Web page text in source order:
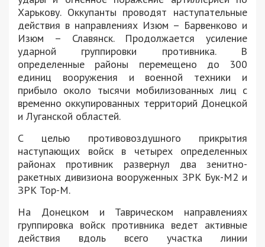
Харькову. Оккупанты проводят наступательные
действия в направлениях Изюм – Барвенково и
Изюм – Славянск. Продолжается усиление
ударной группировки противника. В
определенные районы перемещено до 300
единиц вооружения и военной техники и
прибыло около тысячи мобилизованных лиц с
временно оккупированных территорий Донецкой
и Луганской областей.
С целью противовоздушного прикрытия
наступающих войск в четырех определенных
районах противник развернул два зенитно-
ракетных дивизиона вооруженных ЗРК Бук-М2 и
ЗРК Тор-М.
На Донецком и Таврическом направлениях
группировка войск противника ведет активные
действия вдоль всего участка линии